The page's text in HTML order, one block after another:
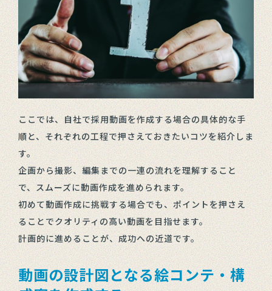
ここでは、自社で採用動画を作成する場合の具体的な手
順と、それぞれの工程で押さえておきたいコツを紹介しま
す。
企画から撮影、編集までの一連の流れを理解すること
で、スムーズに動画作成を進められます。
初めて動画作成に挑戦する場合でも、ポイントを押さえ
ることでクオリティの高い動画を目指せます。
計画的に進めることが、成功への近道です。
動画の設計図となる絵コンテ・構